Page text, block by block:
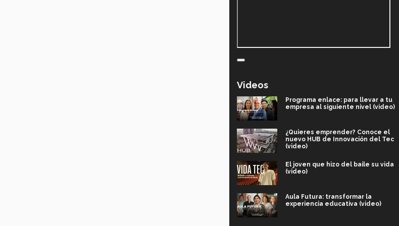
Videos
Programa enlace: para llevar a tu
empresa al siguiente nivel (video)
¿Quieres emprender? Conoce el
nuevo HUB de Innovación del Tec
(video)
El joven que hizo del baile su vida
(video)
Aula Futura: transformar la
experiencia educativa (video)